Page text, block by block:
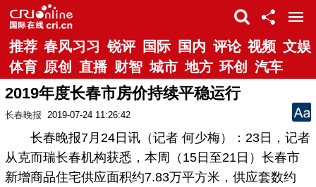
推荐 春风习习 锐评 国际 国内 评论 视频 文娱
体育 原创 直播 财智 城市 地方 环创 汽车
2019年度长春市房价持续平稳运行
长春晚报 2019-07-24 11:26:42
长春晚报7月24日讯（记者 何少梅）：23日，记者
从克而瑞长春机构获悉，本周（15日至21日）长春市
新增商品住宅供应面积约7.83万平方米，供应套数约